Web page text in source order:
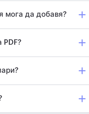
мога да добавя?
PDF?